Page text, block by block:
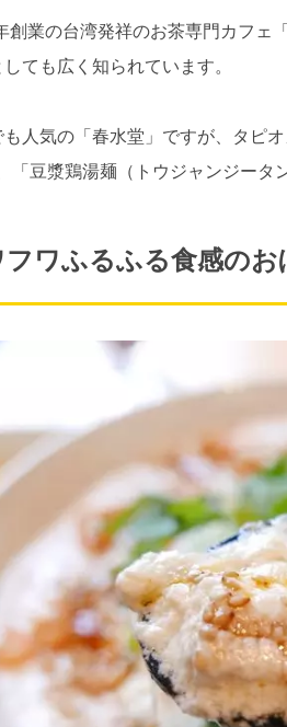
創業の台湾発祥のお茶専門カフェ
ても広く知られています。
も人気の「春水堂」ですが、タピ
「豆漿鶏湯麺（トウジャンジータ
フワふるふる食感のお